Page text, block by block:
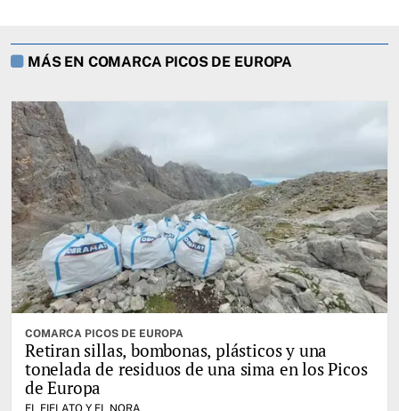
MÁS EN COMARCA PICOS DE EUROPA
COMARCA PICOS DE EUROPA
Retiran sillas, bombonas, plásticos y una
tonelada de residuos de una sima en los Picos
de Europa
EL FIELATO Y EL NORA